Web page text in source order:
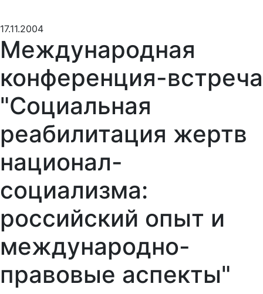
17.11.2004
Международная
конференция-встреча
"Социальная
реабилитация жертв
национал-
социализма:
российский опыт и
международно-
правовые аспекты"